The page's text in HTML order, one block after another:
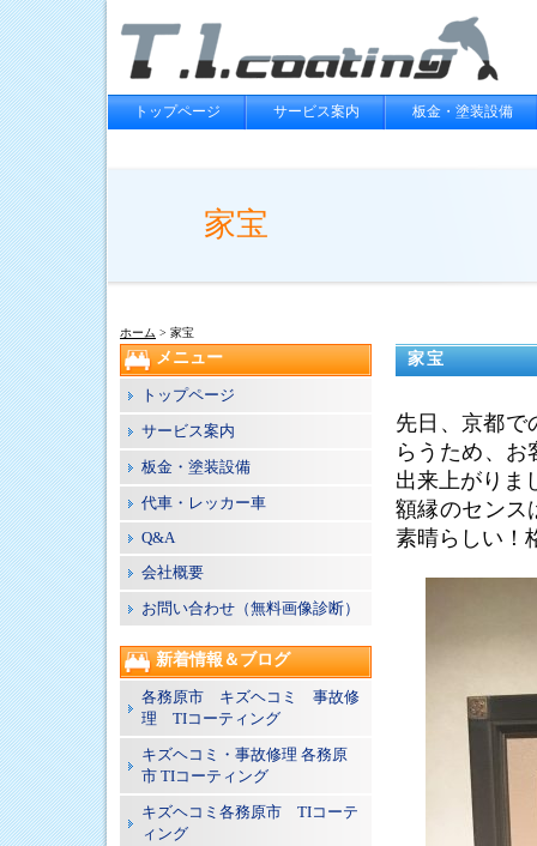
トップページ サービス案内 板金・塗装設備
家宝
ホーム > 家宝
家宝
先日、京都で
らうため、
出来上がりま
額縁のセン
素晴らしい！
メニュー
トップページ
サービス案内
板金・塗装設備
代車・レッカー車
Q&A
会社概要
お問い合わせ（無料画像診断）
新着情報＆ブログ
各務原市 キズヘコミ 事故修
理 TIコーティング
キズヘコミ・事故修理 各務原
市 TIコーティング
キズヘコミ各務原市 TIコーテ
ィング